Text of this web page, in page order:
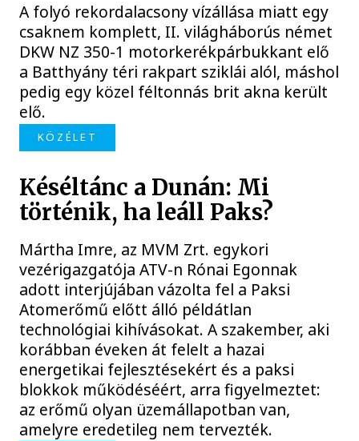
A folyó rekordalacsony vízállása miatt egy
csaknem komplett, II. világháborús német
DKW NZ 350-1 motorkerékpárbukkant elő
a Batthyány téri rakpart sziklái alól, máshol
pedig egy közel féltonnás brit akna került
elő.
KÖZÉLET
Késéltánc a Dunán: Mi
történik, ha leáll Paks?
Mártha Imre, az MVM Zrt. egykori
vezérigazgatója ATV-n Rónai Egonnak
adott interjújában vázolta fel a Paksi
Atomerőmű előtt álló példátlan
technológiai kihívásokat. A szakember, aki
korábban éveken át felelt a hazai
energetikai fejlesztésekért és a paksi
blokkok működéséért, arra figyelmeztet:
az erőmű olyan üzemállapotban van,
amelyre eredetileg nem tervezték.